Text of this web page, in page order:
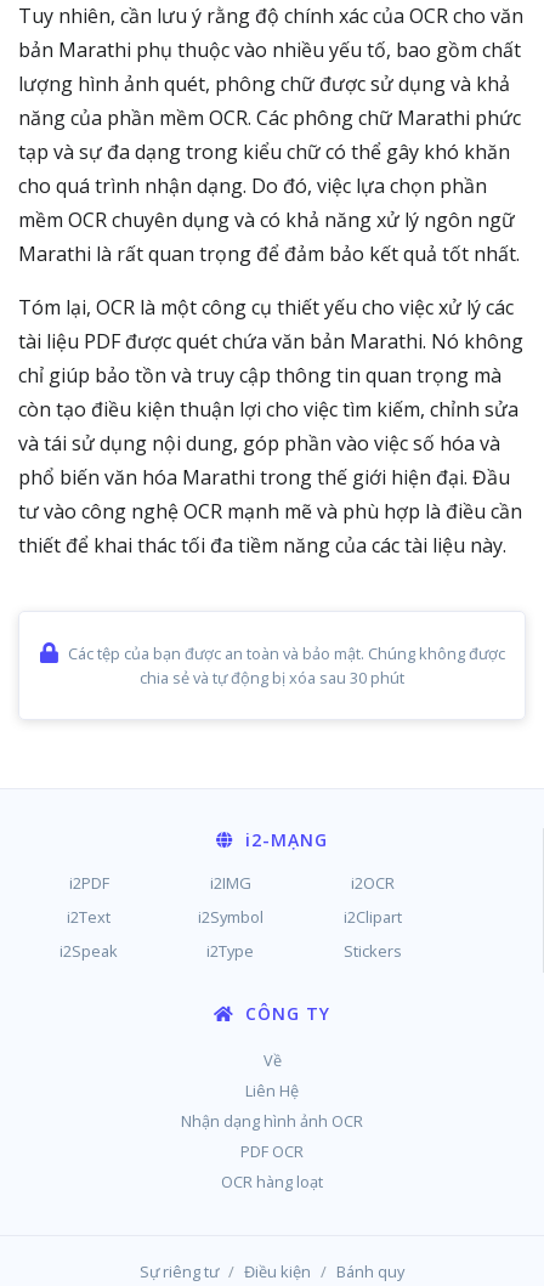
Tuy nhiên, cần lưu ý rằng độ chính xác của OCR cho văn
bản Marathi phụ thuộc vào nhiều yếu tố, bao gồm chất
lượng hình ảnh quét, phông chữ được sử dụng và khả
năng của phần mềm OCR. Các phông chữ Marathi phức
tạp và sự đa dạng trong kiểu chữ có thể gây khó khăn
cho quá trình nhận dạng. Do đó, việc lựa chọn phần
mềm OCR chuyên dụng và có khả năng xử lý ngôn ngữ
Marathi là rất quan trọng để đảm bảo kết quả tốt nhất.
Tóm lại, OCR là một công cụ thiết yếu cho việc xử lý các
tài liệu PDF được quét chứa văn bản Marathi. Nó không
chỉ giúp bảo tồn và truy cập thông tin quan trọng mà
còn tạo điều kiện thuận lợi cho việc tìm kiếm, chỉnh sửa
và tái sử dụng nội dung, góp phần vào việc số hóa và
phổ biến văn hóa Marathi trong thế giới hiện đại. Đầu
tư vào công nghệ OCR mạnh mẽ và phù hợp là điều cần
thiết để khai thác tối đa tiềm năng của các tài liệu này.
Các tệp của bạn được an toàn và bảo mật. Chúng không được
chia sẻ và tự động bị xóa sau 30 phút
i2-MẠNG
i2PDF i2IMG
i2OCR
i2Text
i2Symbol
i2Clipart
i2Speak
i2Type Stickers
CÔNG TY
Về
Liên Hệ
Nhận dạng hình ảnh OCR
PDF OCR
OCR hàng loạt
Sự riêng tư / Điều kiện / Bánh quy